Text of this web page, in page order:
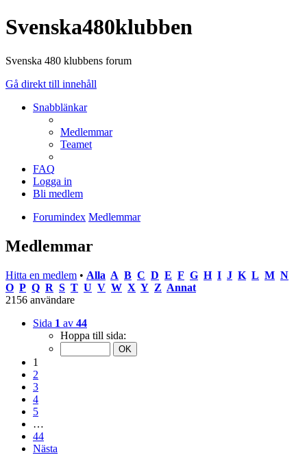
Svenska480klubben
Svenska 480 klubbens forum
Gå direkt till innehåll
Snabblänkar
Medlemmar
Teamet
FAQ
Logga in
Bli medlem
Forumindex Medlemmar
Medlemmar
Hitta en medlem • Alla A B C D E F G H I J K L M N
O P Q R S T U V W X Y Z Annat
2156 användare
Sida 1 av 44
Hoppa till sida:
1
2
3
4
5
…
44
Nästa